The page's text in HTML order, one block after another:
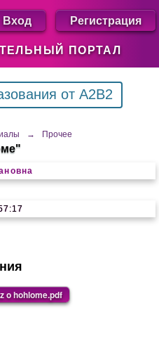
ПОРТАЛ
Вход Регистрация
от A2B2
→ Прочее
o hohlome.pdf